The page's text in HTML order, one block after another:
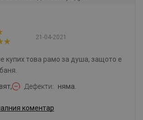
21-04-2021
купих това рамо за душа, защото е
Дефекти няма.
коментар